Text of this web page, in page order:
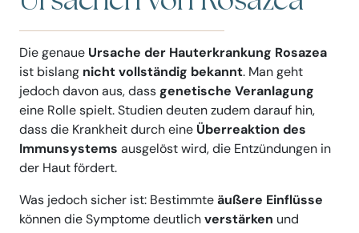
Die genaue Ursache der Hauterkrankung Rosazea
ist bislang nicht vollständig bekannt. Man geht
jedoch davon aus, dassgenetische Veranlagung
eine Rolle spielt. Studien deuten zudem darauf hin,
dass die Krankheit durch eine Überreaktion des
Immunsystems ausgelöst wird, die Entzündungen in
der Haut fördert.
Was jedoch sicher ist: Bestimmteäußere Einflüsse
können die Symptome deutlichverstärken und